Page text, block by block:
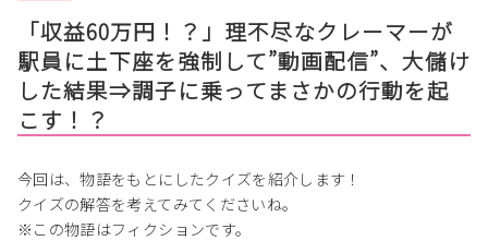
「収益60万円！？」理不尽なクレーマーが
駅員に土下座を強制して”動画配信”、大儲け
した結果⇒調子に乗ってまさかの行動を起
こす！？
今回は、物語をもとにしたクイズを紹介します！
クイズの解答を考えてみてくださいね。
※この物語はフィクションです。